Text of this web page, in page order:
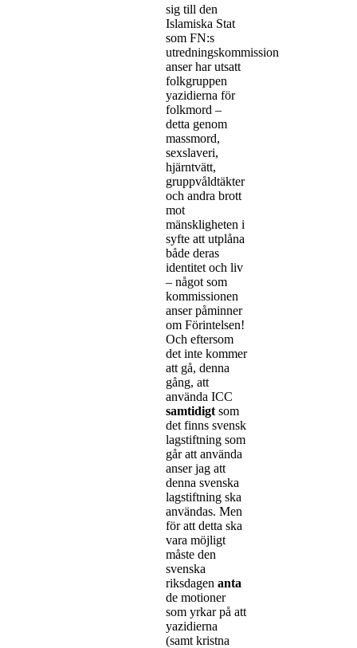
sig till den
Islamiska Stat
som FN:s
utredningskommission
anser har utsatt
folkgruppen
yazidierna för
folkmord –
detta genom
massmord,
sexslaveri,
hjärntvätt,
gruppvåldtäkter
och andra brott
mot
mänskligheten i
syfte att utplåna
både deras
identitet och liv
– något som
kommissionen
anser påminner
om Förintelsen!
Och eftersom
det inte kommer
att gå, denna
gång, att
använda ICC
samtidigt som
det finns svensk
lagstiftning som
går att använda
anser jag att
denna svenska
lagstiftning ska
användas. Men
för att detta ska
vara möjligt
måste den
svenska
riksdagen anta
de motioner
som yrkar på att
yazidierna
(samt kristna